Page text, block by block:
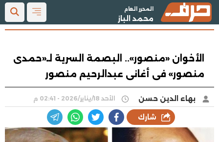
المحرر العام
محمد الباز
الأخوان «منصور».. البصمة السرية لـ«حمدى
منصور» فى أغانى عبدالرحيم منصور
بهاء الدين حسن الأحد 18/يناير/2026 - 02:41 م
شارك